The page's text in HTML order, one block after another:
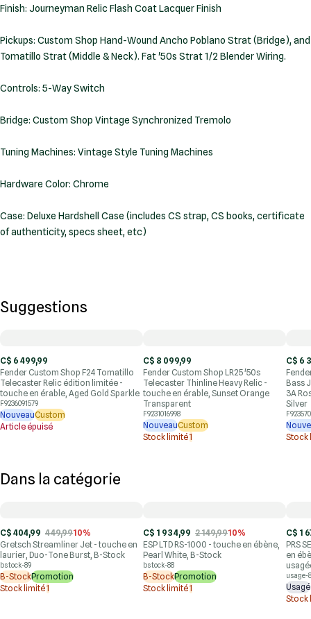
Finish: Journeyman Relic Flash Coat Lacquer Finish
Pickups: Custom Shop Hand-Wound Ancho Poblano Strat (Bridge), and
Tomatillo Strat (Middle & Neck). Fat '50s Strat 1/2 Blender Wiring.
Controls: 5-Way Switch
Bridge: Custom Shop Vintage Synchronized Tremolo
Tuning Machines: Vintage Style Tuning Machines
Hardware Color: Chrome
Case: Deluxe Hardshell Case (includes CS strap, CS books, certificate
of authenticity, specs sheet, etc)
Suggestions
C$ 6 499,99
Fender Custom Shop F24 Tomatillo
Telecaster Relic édition limitée -
touche en érable, Aged Gold Sparkle
F9236091579
NouveauCustom
Article épuisé
C$ 8 099,99
Fender Custom Shop LR25 '50s
Telecaster Thinline Heavy Relic -
touche en érable, Sunset Orange
Transparent
F9231016998
NouveauCustom
Stock limité1
C$ 6
Bass
3A
Silver
Stock
Dans la catégorie
C$ 404,99 449,9910%
Gretsch Streamliner Jet - touche en
laurier, Duo-Tone Burst, B-Stock
bstock-89
B-StockPromotion
Stock limité1
C$ 1 934,99 2 149,9910%
ESP LTD RS-1000 - touche en ébène,
Pearl White, B-Stock
bstock-88
B-StockPromotion
Stock limité1
C$ 1
PRS
en
usage-
Usagé
Stock